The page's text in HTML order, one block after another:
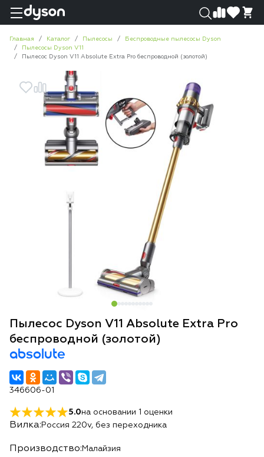
Главная Каталог Пылесосы
Беспроводные пылесосы Dyson
Пылесосы Dyson V11
Пылесос Dyson V11 Absolute Extra Pro беспроводной (золотой)
Пылесос Dyson V11 Absolute Extra Pro
беспроводной (золотой)
absolute
346606-01
5.0на основании 1 оценки
Вилка: Россия 220v, без переходника
Производство: Малайзия